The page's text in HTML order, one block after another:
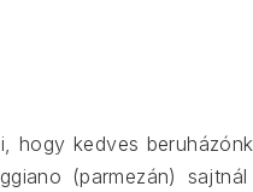
hogy kedves
(parmezán)